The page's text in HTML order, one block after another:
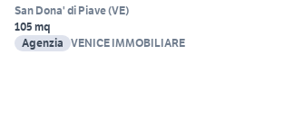
San Dona' di Piave(VE)
105 mq
Agenzia VENICE IMMOBILIARE